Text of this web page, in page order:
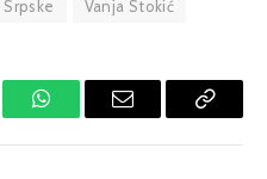
Vanja Stokić
WhatsAppEmail
Copy